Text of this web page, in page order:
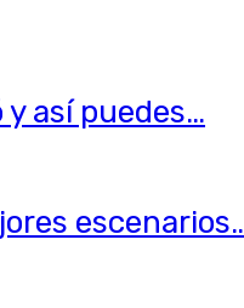
así puedes…